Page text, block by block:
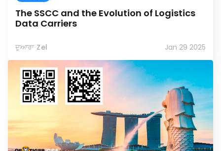
The SSCC and the Evolution of Logistics
Data Carriers
ਦੁਆਰਾ Zel Jan 29 2025